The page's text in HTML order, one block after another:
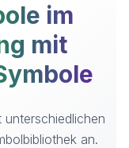
im
mit
unterschiedlichen
an.